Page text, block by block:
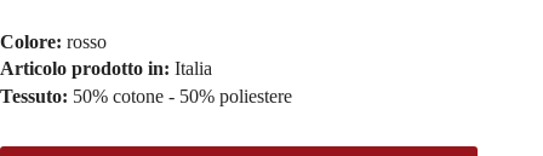
Colore: rosso
Articolo prodotto in: Italia
Tessuto: 50% cotone - 50% poliestere